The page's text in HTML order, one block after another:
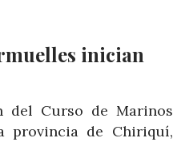
inician
del Curso de Marinos
provincia de Chiriquí,